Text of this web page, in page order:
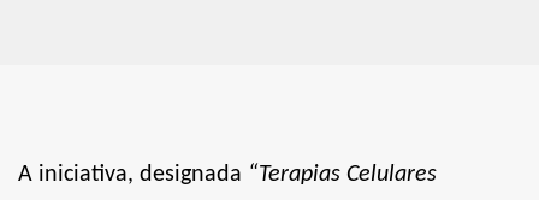
A iniciativa, designada “Terapias Celulares